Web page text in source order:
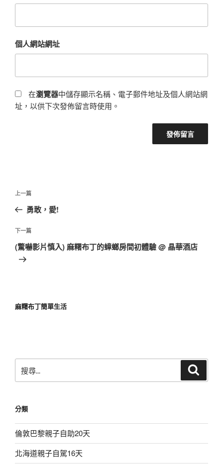
個人網站網址
在瀏覽器中儲存顯示名稱、電子郵件地址及個人網站網
址，以供下次發佈留言時使用。
文
導
覽
上
一
文
章
上一篇
勇敢，愛!
下
一
下一篇
(驚嚇影片慎入) 麻糬布丁的蟑螂房間初體驗 @ 晶華酒店
麻糬布丁簡單生活
尋
字:
分類
倫敦巴黎親子自助20天
北海道親子自駕16天